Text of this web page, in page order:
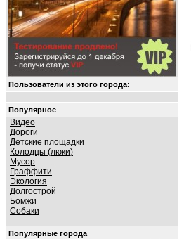
Пользователи из этого города:
Популярное
Видео
Дороги
Детские площадки
Колодцы (люки)
Мусор
Граффити
Экология
Долгострой
Бомжи
Собаки
Популярные города